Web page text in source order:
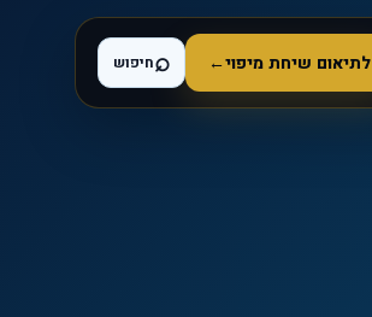
לתיאום שיחת מיפוי←
⌕חיפוש